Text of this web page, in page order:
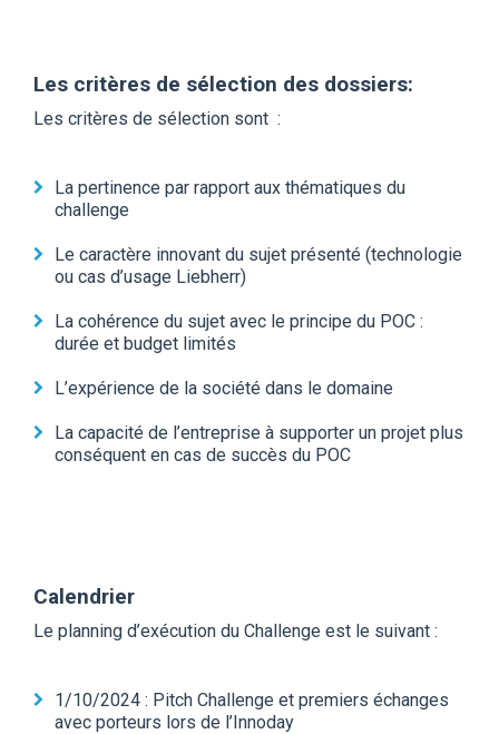
Les critères de sélection des dossiers:
Les critères de sélection sont :
La pertinence par rapport aux thématiques du
challenge
Le caractère innovant du sujet présenté (technologie
ou cas d’usage Liebherr)
La cohérence du sujet avec le principe du POC :
durée et budget limités
L’expérience de la société dans le domaine
La capacité de l’entreprise à supporter un projet plus
conséquent en cas de succès du POC
Calendrier
Le planning d’exécution du Challenge est le suivant :
1/10/2024 : Pitch Challenge et premiers échanges
avec porteurs lors de l’Innoday